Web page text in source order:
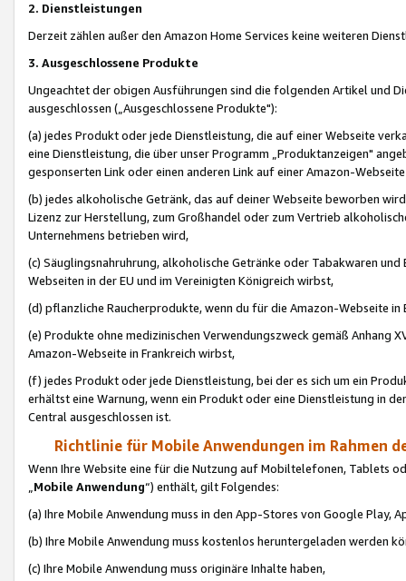
2. Dienstleistungen
Derzeit zählen außer den Amazon Home Services keine weiteren
3. Ausgeschlossene Produkte
Ungeachtet der obigen Ausführungen sind die folgenden Artikel und
ausgeschlossen („Ausgeschlossene Produkte"):
(a) jedes Produkt oder jede Dienstleistung, die auf einer Webseite
eine Dienstleistung, die über unser Programm „Produktanzeigen"
gesponserten Link oder einen anderen Link auf einer Amazon-
(b) jedes alkoholische Getränk, das auf deiner Webseite beworben
Lizenz zur Herstellung, zum Großhandel oder zum Vertrieb
Unternehmens betrieben wird,
(c) Säuglingsnahruhrung, alkoholische Getränke oder Tabakwaren
Webseiten in der EU und im Vereinigten Königreich wirbst,
(d) pflanzliche Raucherprodukte, wenn du für die Amazon-Webseite in
(e) Produkte ohne medizinischen Verwendungszweck gemäß Anhang
Amazon-Webseite in Frankreich wirbst,
(f) jedes Produkt oder jede Dienstleistung, bei der es sich um ein
erhältst eine Warnung, wenn ein Produkt oder eine Dienstleistung in
Central ausgeschlossen ist.
Richtlinie für Mobile Anwendungen im Rahmen
Wenn Ihre Website eine für die Nutzung auf Mobiltelefonen, Tablets
„Mobile Anwendung“) enthält, gilt Folgendes:
(a) Ihre Mobile Anwendung muss in den App-Stores von Google Play,
(b) Ihre Mobile Anwendung muss kostenlos heruntergeladen werden
(c) Ihre Mobile Anwendung muss originäre Inhalte haben,